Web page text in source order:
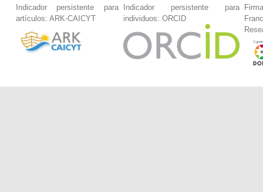
Indicador persistente para
artículos: ARK-CAICYT
Indicador persistente para
individuos: ORCID